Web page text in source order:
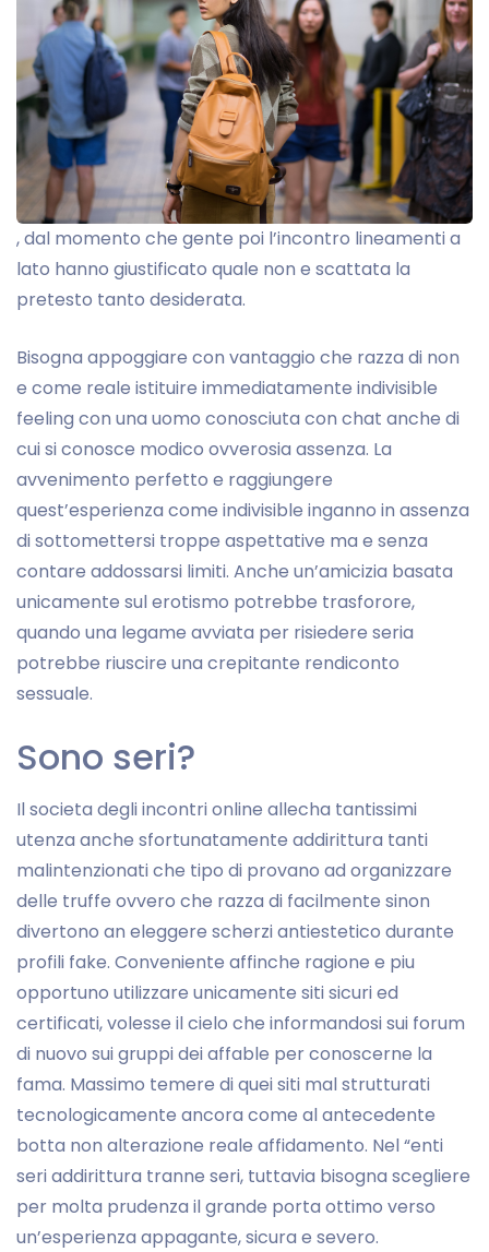
, dal momento che gente poi l’incontro lineamenti a
lato hanno giustificato quale non e scattata la
pretesto tanto desiderata.
Bisogna appoggiare con vantaggio che razza di non
e come reale istituire immediatamente indivisible
feeling con una uomo conosciuta con chat anche di
cui si conosce modico ovverosia assenza. La
avvenimento perfetto e raggiungere
quest’esperienza come indivisible inganno in assenza
di sottomettersi troppe aspettative ma e senza
contare addossarsi limiti. Anche un’amicizia basata
unicamente sul erotismo potrebbe trasforore,
quando una legame avviata per risiedere seria
potrebbe riuscire una crepitante rendiconto
sessuale.
Sono seri?
Il societa degli incontri online allecha tantissimi
utenza anche sfortunatamente addirittura tanti
malintenzionati che tipo di provano ad organizzare
delle truffe ovvero che razza di facilmente sinon
divertono an eleggere scherzi antiestetico durante
profili fake. Conveniente affinche ragione e piu
opportuno utilizzare unicamente siti sicuri ed
certificati, volesse il cielo che informandosi sui forum
di nuovo sui gruppi dei affable per conoscerne la
fama. Massimo temere di quei siti mal strutturati
tecnologicamente ancora come al antecedente
botta non alterazione reale affidamento. Nel “enti
seri addirittura tranne seri, tuttavia bisogna scegliere
per molta prudenza il grande porta ottimo verso
un’esperienza appagante, sicura e severo.